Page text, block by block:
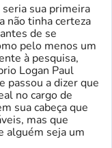
sua primeira
não tinha certeza
de se
pelo menos um
à pesquisa,
Logan Paul
passou a dizer que
no cargo de
sua cabeça que
mas que
alguém seja um